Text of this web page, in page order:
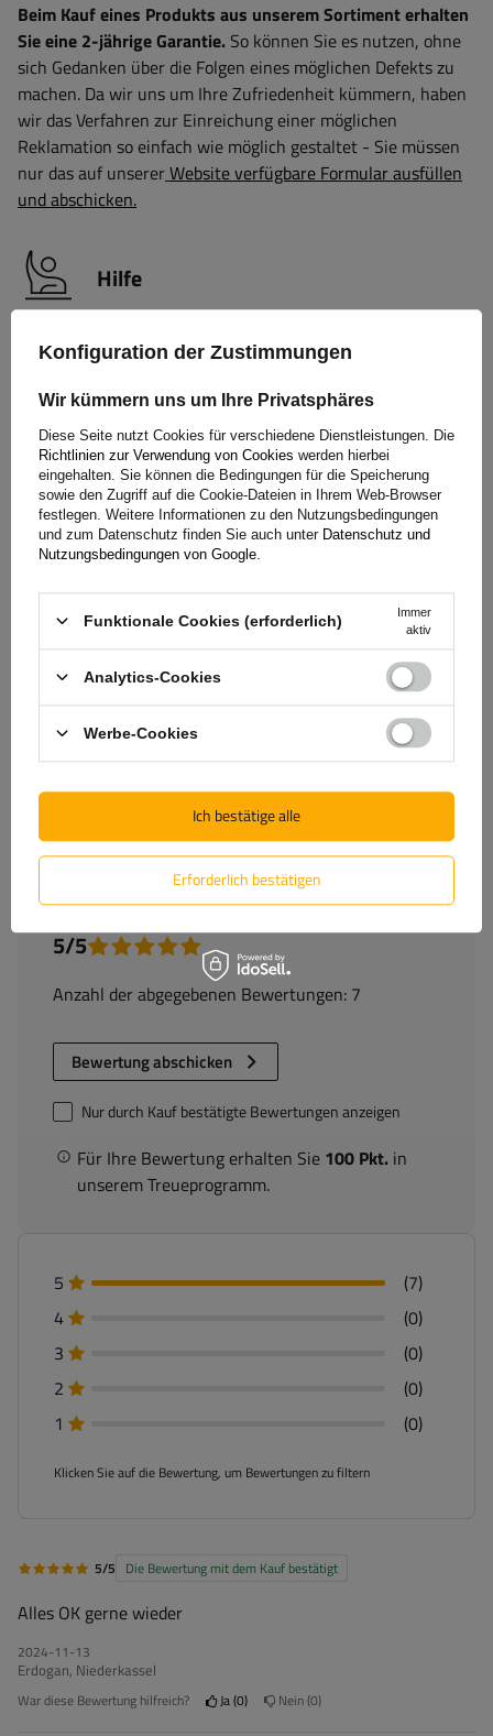
Beim Kauf eines Produkts aus unserem Sortiment erhalten
Sie eine 2-jährige Garantie. So können Sie es nutzen, ohne
sich Gedanken über die Folgen eines möglichen Defekts zu
machen. Da wir uns um Ihre Zufriedenheit kümmern, haben
wir das Verfahren zur Einreichung einer möglichen
Reklamation so einfach wie möglich gestaltet - Sie müssen
nur das auf unsererWebsite verfügbare Formular ausfüllen
und abschicken.
Hilfe
Haben Sie Fragen zur Auswahl oder Anwendung unserer
von Unitrailer geben Ihnen gerne alle Informationen, die Sie
benötigen.
+49 32213249035 unitrailer@unitrailer.de
Frage stellen
Bewertungen(7)
5/5
Anzahl der abgegebenen Bewertungen: 7
Bewertung abschicken
Für Ihre Bewertung erhalten Sie 100 Pkt. in
unserem Treueprogramm.
Nur durch Kauf bestätigte Bewertungen anzeigen
5
(7)
4
(0)
3
(0)
2
(0)
1
(0)
Klicken Sie auf die Bewertung, um Bewertungen zu filtern
5/5 Die Bewertung mit dem Kauf bestätigt
Alles OK gerne wieder
2024-11-13
Erdogan, Niederkassel
War diese Bewertung hilfreich? Ja 0 Nein 0
Konfiguration der Zustimmungen
Wir kümmern uns um Ihre Privatsphäres
Diese Seite nutzt Cookies für verschiedene Dienstleistungen. Die
Richtlinien zur Verwendung von Cookies werden hierbei
eingehalten. Sie können die Bedingungen für die Speicherung
sowie den Zugriff auf die Cookie-Dateien in Ihrem Web-Browser
festlegen. Weitere Informationen zu den Nutzungsbedingungen
und zum Datenschutz finden Sie auch unter Datenschutz und
Nutzungsbedingungen von Google
Funktionale Cookies (erforderlich)
Immer
aktiv
Analytics-Cookies
Werbe-Cookies
Erforderlich bestätigen
Ich bestätige alle